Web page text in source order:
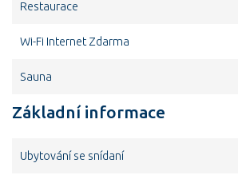
Restaurace
Wi-Fi Internet Zdarma
Sauna
Základní informace
Ubytování se snídaní